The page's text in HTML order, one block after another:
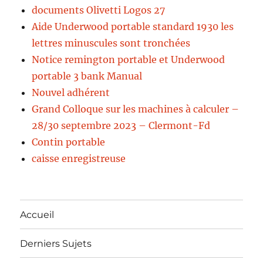
documents Olivetti Logos 27
Aide Underwood portable standard 1930 les
lettres minuscules sont tronchées
Notice remington portable et Underwood
portable 3 bank Manual
Nouvel adhérent
Grand Colloque sur les machines à calculer –
28/30 septembre 2023 – Clermont-Fd
Contin portable
caisse enregistreuse
Accueil
Derniers Sujets